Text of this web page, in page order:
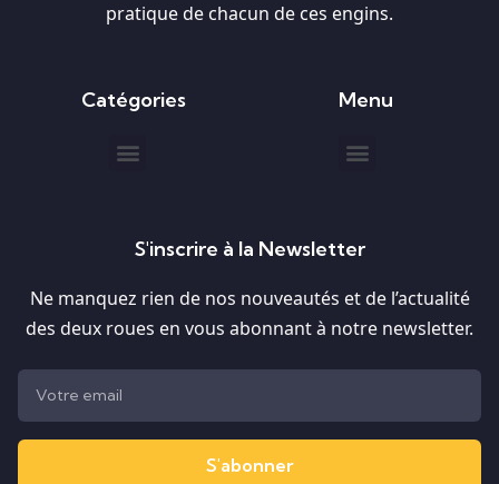
pratique de chacun de ces engins.
Catégories Menu
S'inscrire à la Newsletter
Ne manquez rien de nos nouveautés et de l’actualité
des deux roues en vous abonnant à notre newsletter.
S'abonner